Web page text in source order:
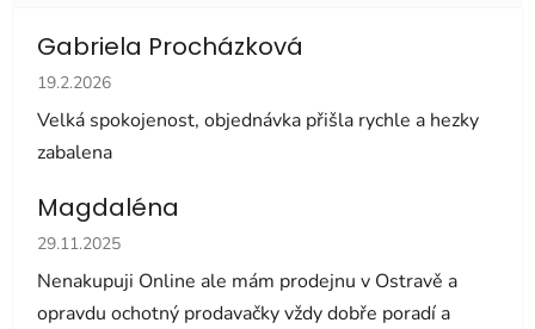
Gabriela Procházková
Hodnocení obchodu je 5 z 5 hvězdiček.
19.2.2026
Velká spokojenost, objednávka přišla rychle a hezky
zabalena
Magdaléna
Hodnocení obchodu je 5 z 5 hvězdiček.
29.11.2025
Nenakupuji Online ale mám prodejnu v Ostravě a
opravdu ochotný prodavačky vždy dobře poradí a